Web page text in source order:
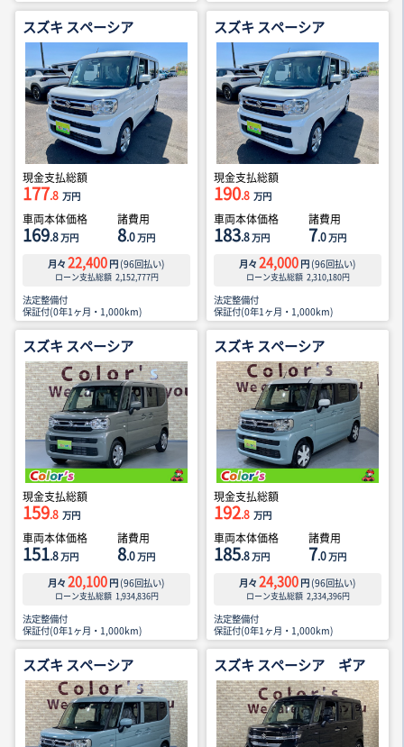
スズキ スペーシア
現金支払総額
177.8 万円
車両本体価格
169.8万円
諸費用
8.0万円
月々 22,400 円 (96回払い)
ローン支払総額 2,152,777円
法定整備付
保証付(0年1ヶ月・1,000km)
スズキ スペーシア
現金支払総額
190.8 万円
車両本体価格
183.8万円
諸費用
7.0万円
月々 24,000 円 (96回払い)
ローン支払総額 2,310,180円
法定整備付
保証付(0年1ヶ月・1,000km)
スズキ スペーシア
現金支払総額
159.8 万円
車両本体価格
151.8万円
諸費用
8.0万円
月々 20,100 円 (96回払い)
ローン支払総額 1,934,836円
法定整備付
保証付(0年1ヶ月・1,000km)
スズキ スペーシア
現金支払総額
192.8 万円
車両本体価格
185.8万円
諸費用
7.0万円
月々 24,300 円 (96回払い)
ローン支払総額 2,334,396円
法定整備付
保証付(0年1ヶ月・1,000km)
スズキ スペーシア スズキ スペーシア ギア